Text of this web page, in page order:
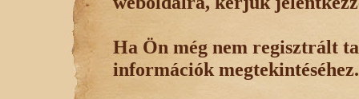
Ha Ön még nem regisztrált
információk megtekintéséhez.